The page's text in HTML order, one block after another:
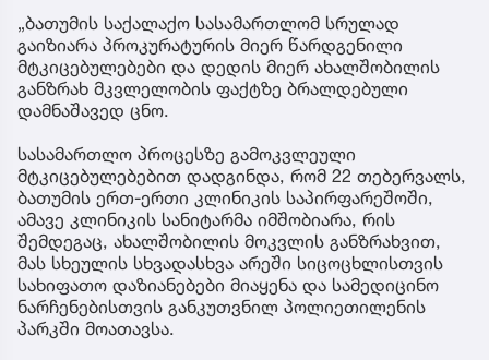
„ბათუმის საქალაქო სასამართლომ სრულად
გაიზიარა პროკურატურის მიერ წარდგენილი
მტკიცებულებები და დედის მიერ ახალშობილის
განზრახ მკვლელობის ფაქტზე ბრალდებული
დამნაშავედ ცნო.
სასამართლო პროცესზე გამოკვლეული
მტკიცებულებებით დადგინდა, რომ 22 თებერვალს,
ბათუმის ერთ-ერთი კლინიკის საპირფარეშოში,
ამავე კლინიკის სანიტარმა იმშობიარა, რის
შემდეგაც, ახალშობილის მოკვლის განზრახვით,
მას სხეულის სხვადასხვა არეში სიცოცხლისთვის
სახიფათო დაზიანებები მიაყენა და სამედიცინო
ნარჩენებისთვის განკუთვნილ პოლიეთილენის
პარკში მოათავსა.